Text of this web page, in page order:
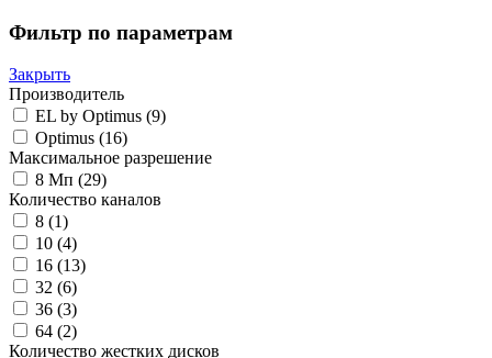
Фильтр по параметрам
Закрыть
Производитель
EL by Optimus (9)
Optimus (16)
Максимальное разрешение
8 Мп (29)
Количество каналов
8 (1)
10 (4)
16 (13)
32 (6)
36 (3)
64 (2)
Количество жестких дисков